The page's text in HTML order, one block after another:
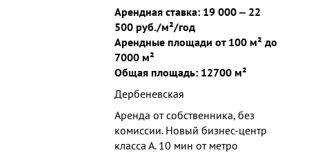
Арендная ставка: 19 000 ‒ 22
500 руб./м²/год
Арендные площади от 100 м² до
7000 м²
Общая площадь: 12700 м²
Дербеневская
Аренда от собственника, без
комиссии. Новый бизнес-центр
класса А. 10 мин от метро